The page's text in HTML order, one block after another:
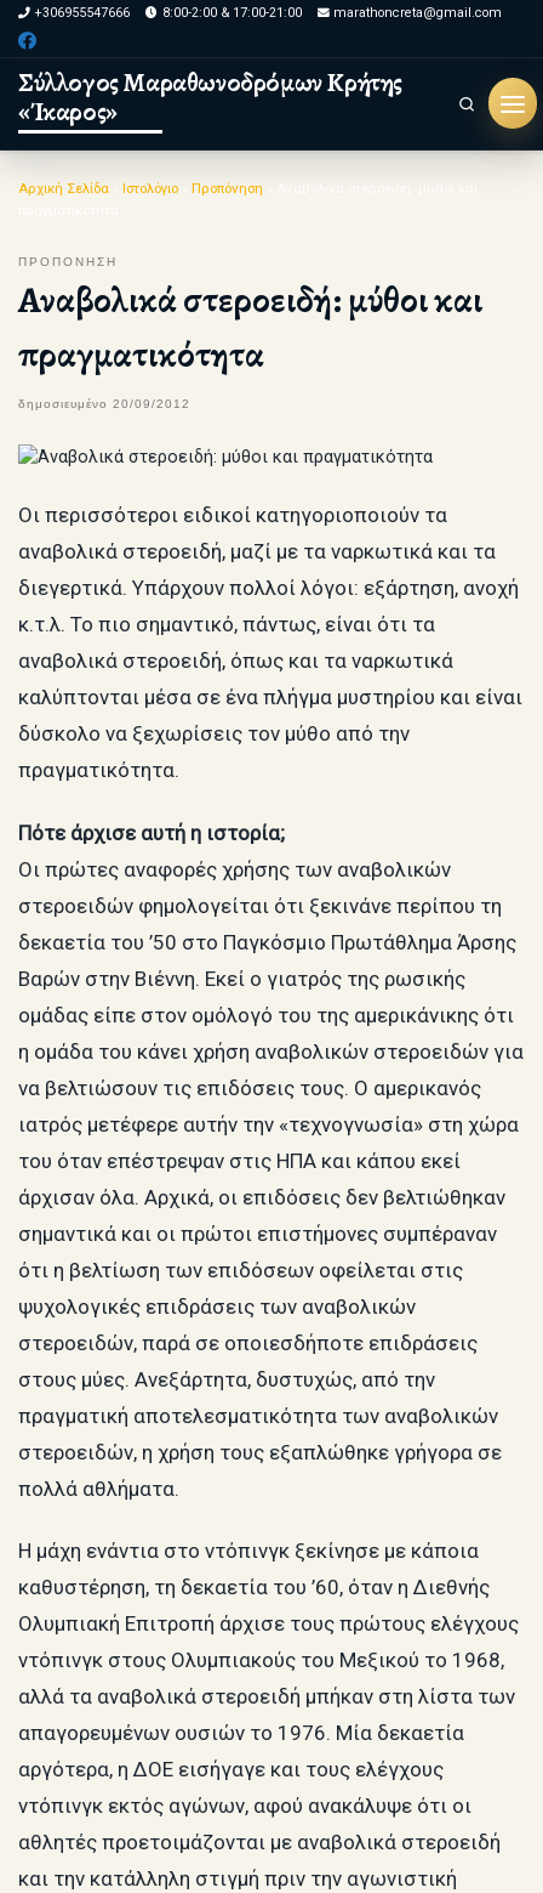
Skip to content
+306955547666 8:00-2:00 & 17:00-21:00 marathoncreta@gmail.com
Σύλλογος Μαραθωνοδρόμων Κρήτης
«Ίκαρος»
Search
Αρχική Σελίδα Ιστολόγιο Προπόνηση
ΠΡΟΠΟΝΗΣΗ
Αναβολικά στεροειδή: μύθοι και
πραγματικότητα
δημοσιευμένο 20/09/2012
Οι περισσότεροι ειδικοί κατηγοριοποιούν τα
αναβολικά στεροειδή, μαζί με τα ναρκωτικά και τα
διεγερτικά. Υπάρχουν πολλοί λόγοι: εξάρτηση, ανοχή
κ.τ.λ. Το πιο σημαντικό, πάντως, είναι ότι τα
αναβολικά στεροειδή, όπως και τα ναρκωτικά
καλύπτονται μέσα σε ένα πλήγμα μυστηρίου και είναι
δύσκολο να ξεχωρίσεις τον μύθο από την
πραγματικότητα.
Πότε άρχισε αυτή η ιστορία;
Οι πρώτες αναφορές χρήσης των αναβολικών
στεροειδών φημολογείται ότι ξεκινάνε περίπου τη
δεκαετία του ’50 στο Παγκόσμιο Πρωτάθλημα Άρσης
Βαρών στην Βιέννη. Εκεί ο γιατρός της ρωσικής
ομάδας είπε στον ομόλογό του της αμερικάνικης ότι
η ομάδα του κάνει χρήση αναβολικών στεροειδών για
να βελτιώσουν τις επιδόσεις τους. Ο αμερικανός
ιατρός μετέφερε αυτήν την «τεχνογνωσία» στη χώρα
του όταν επέστρεψαν στις ΗΠΑ και κάπου εκεί
άρχισαν όλα. Αρχικά, οι επιδόσεις δεν βελτιώθηκαν
σημαντικά και οι πρώτοι επιστήμονες συμπέραναν
ότι η βελτίωση των επιδόσεων οφείλεται στις
ψυχολογικές επιδράσεις των αναβολικών
στεροειδών, παρά σε οποιεσδήποτε επιδράσεις
στους μύες. Ανεξάρτητα, δυστυχώς, από την
πραγματική αποτελεσματικότητα των αναβολικών
στεροειδών, η χρήση τους εξαπλώθηκε γρήγορα σε
πολλά αθλήματα.
Η μάχη ενάντια στο ντόπινγκ ξεκίνησε με κάποια
καθυστέρηση, τη δεκαετία του ’60, όταν η Διεθνής
Ολυμπιακή Επιτροπή άρχισε τους πρώτους ελέγχους
ντόπινγκ στους Ολυμπιακούς του Μεξικού το 1968,
αλλά τα αναβολικά στεροειδή μπήκαν στη λίστα των
απαγορευμένων ουσιών το 1976. Μία δεκαετία
αργότερα, η ΔΟΕ εισήγαγε και τους ελέγχους
ντόπινγκ εκτός αγώνων, αφού ανακάλυψε ότι οι
αθλητές προετοιμάζονται με αναβολικά στεροειδή
και την κατάλληλη στιγμή πριν την αγωνιστική